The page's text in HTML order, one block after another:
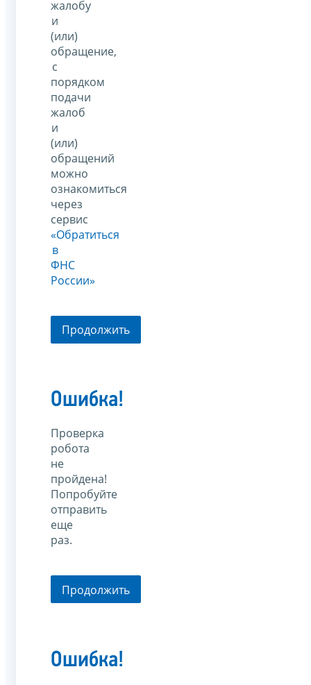
жалобу
и
(или)
обращение,
с
порядком
подачи
жалоб
и
(или)
обращений
можно
ознакомиться
через
сервис
«Обратиться
в
ФНС
России»
Продолжить
Ошибка!
Проверка
робота
не
пройдена!
Попробуйте
отправить
еще
раз.
Продолжить
Ошибка!